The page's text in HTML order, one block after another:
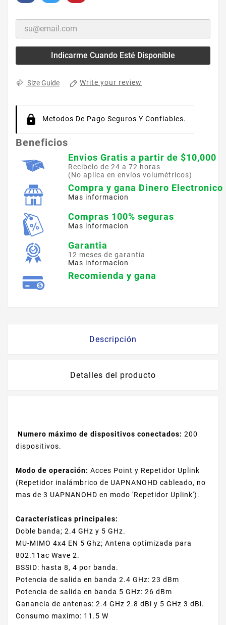
Indicarme Cuando Esté Disponible
Size Guide Write your review
Metodos De Pago Seguros Y Confiables.
Beneficios
Envios Gratis a partir de $10,000
Recibelo de 24 a 72 horas
(No aplica en envíos volumétricos)
Compra y gana Dinero Electronico
Mas informacion
Compras 100% seguras
Mas informacion
Garantia
12 meses de garantía
Mas informacion
Recomienda y gana
Descripción
Detalles del producto
Numero máximo de dispositivos conectados: 200
dispositivos.
Modo de operación: Acces Point y Repetidor Uplink
(Repetidor inalámbrico de UAPNANOHD cableado, no
mas de 3 UAPNANOHD en modo 'Repetidor Uplink').
Características principales:
Doble banda; 2.4 GHz y 5 GHz.
MU-MIMO 4x4 EN 5 Ghz; Antena optimizada para
802.11ac Wave 2.
BSSID: hasta 8, 4 por banda.
Potencia de salida en banda 2.4 GHz: 23 dBm
Potencia de salida en banda 5 GHz: 26 dBm
Ganancia de antenas: 2.4 GHz 2.8 dBi y 5 GHz 3 dBi.
Consumo maximo: 11.5 W